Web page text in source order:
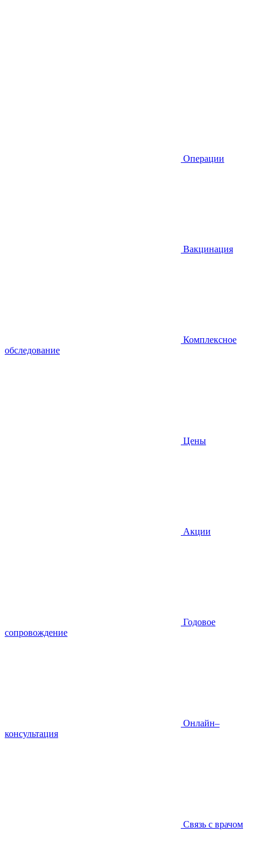
Операции
Вакцинация
Комплексное
обследование
Цены
Акции
Годовое
сопровождение
Онлайн–
консультация
Связь с врачом